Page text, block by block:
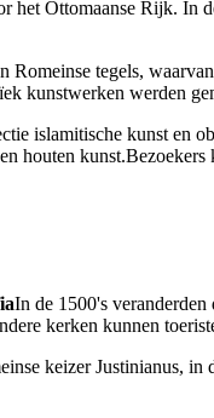
het Ottomaanse Rijk.
Romeinse tegels,
kunstwerken werden
islamitische kunst en
houten
In de 1500's
kerken kunnen
keizer Justinianus,